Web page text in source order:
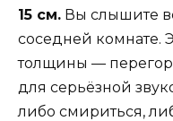
15 см. Вы слышите
соседней комнате.
толщины —
для серьёзной
либо смириться,